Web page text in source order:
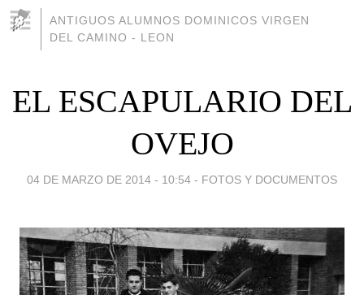
ANTIGUOS ALUMNOS DOMINICOS VIRGEN
DEL CAMINO - LEON
EL ESCAPULARIO DEL
OVEJO
04 DE MARZO DE 2014 - 10:54 - FOTOS Y DOCUMENTOS